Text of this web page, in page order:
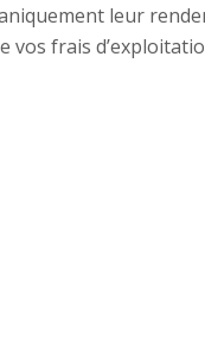
leur
vos frais